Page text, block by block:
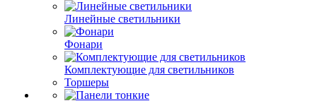
Линейные светильники
Фонари
Комплектующие для светильников
Торшеры